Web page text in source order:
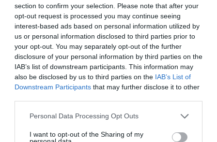
section to confirm your selection. Please note that after your
opt-out request is processed you may continue seeing
interest-based ads based on personal information utilized by
us or personal information disclosed to third parties prior to
your opt-out. You may separately opt-out of the further
disclosure of your personal information by third parties on the
IAB’s list of downstream participants. This information may
also be disclosed by us to third parties on the IAB’s List of
Downstream Participants that may further disclose it to other
Please note that this website/app uses one or more Google
not limited to your visit or usage behaviour. You may click to
Personal Data Processing Opt Outs
I want to opt-out of the Sharing of my